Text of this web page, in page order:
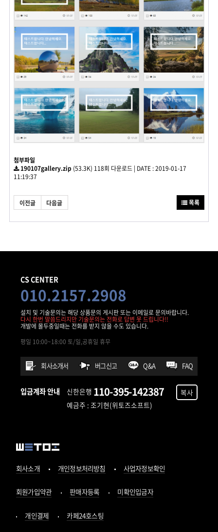
첨부파일
190107gallery.zip (53.3K) 118회 다운로드| DATE : 2019-01-17
11:19:37
이전글 다음글 목록
CS CENTER
010.2157.2908
설치 및 기술문의는 해당 상품문의 게시판 또는 이메일로 문의바랍니다.
다시 한번 말씀드리지만 기술문의는 전화로 답변 못 드립니다!!
개발에 몰두중일때는 전화를 받지 않을 수도 있습니다.
평일 10:00~18:00 토/일,공휴일 휴무
회사소개서 버그신고 Q&A FAQ
입금계좌 안내 신한은행 110-395-142387
복사
예금주 : 조기현(위토즈소프트)
회사소개 개인정보처리방침 사업자정보확인
회원가입약관 판매자등록 미확인입금자
개인결제 카페24호스팅